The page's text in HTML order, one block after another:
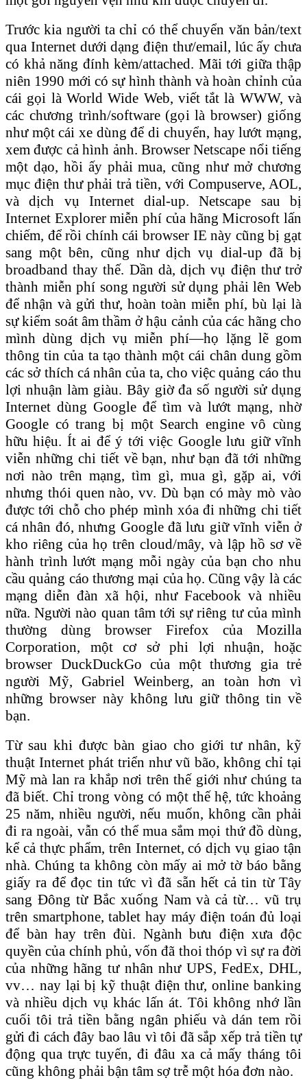
Trước kia người ta chỉ có thể chuyển văn bản/text
qua Internet dưới dạng điện thư/email, lúc ấy chưa
có khả năng đính kèm/attached. Mãi tới giữa thập
niên 1990 mới có sự hình thành và hoàn chỉnh của
cái gọi là World Wide Web, viết tắt là WWW, và
các chương trình/software (gọi là browser) giống
như một cái xe dùng để di chuyển, hay lướt mạng,
xem được cả hình ảnh. Browser Netscape nổi tiếng
một dạo, hồi ấy phải mua, cũng như mở chương
mục điện thư phải trả tiền, với Compuserve, AOL,
và dịch vụ Internet dial-up. Netscape sau bị
Internet Explorer miễn phí của hãng Microsoft lấn
chiếm, để rồi chính cái browser IE này cũng bị gạt
sang một bên, cũng như dịch vụ dial-up đã bị
broadband thay thế. Dần dà, dịch vụ điện thư trở
thành miễn phí song người sử dụng phải lên Web
để nhận và gửi thư, hoàn toàn miễn phí, bù lại là
sự kiểm soát âm thầm ở hậu cảnh của các hãng cho
mình dùng dịch vụ miễn phí—họ lặng lẽ gom
thông tin của ta tạo thành một cái chân dung gồm
các sở thích cá nhân của ta, cho việc quảng cáo thu
lợi nhuận làm giàu. Bây giờ đa số người sử dụng
Internet dùng Google để tìm và lướt mạng, nhờ
Google có trang bị một Search engine vô cùng
hữu hiệu. Ít ai để ý tới việc Google lưu giữ vĩnh
viễn những chi tiết về bạn, như bạn đã tới những
nơi nào trên mạng, tìm gì, mua gì, gặp ai, với
nhưng thói quen nào, vv. Dù bạn có mày mò vào
được tới chỗ cho phép mình xóa đi những chi tiết
cá nhân đó, nhưng Google đã lưu giữ vĩnh viễn ở
kho riêng của họ trên cloud/mây, và lập hồ sơ về
hành trình lướt mạng mỗi ngày của bạn cho nhu
cầu quảng cáo thương mại của họ. Cũng vậy là các
mạng diễn đàn xã hội, như Facebook và nhiều
nữa. Người nào quan tâm tới sự riêng tư của mình
thường dùng browser Firefox của Mozilla
Corporation, một cơ sở phi lợi nhuận, hoặc
browser DuckDuckGo của một thương gia trẻ
người Mỹ, Gabriel Weinberg, an toàn hơn vì
những browser này không lưu giữ thông tin về
bạn.
Từ sau khi được bàn giao cho giới tư nhân, kỹ
thuật Internet phát triển như vũ bão, không chỉ tại
Mỹ mà lan ra khắp nơi trên thế giới như chúng ta
đã biết. Chỉ trong vòng có một thế hệ, tức khoảng
25 năm, nhiều người, nếu muốn, không cần phải
đi ra ngoài, vẫn có thể mua sắm mọi thứ đồ dùng,
kể cả thực phẩm, trên Internet, có dịch vụ giao tận
nhà. Chúng ta không còn mấy ai mở tờ báo bằng
giấy ra để đọc tin tức vì đã sẵn hết cả tin từ Tây
sang Đông từ Bắc xuống Nam và cả từ… vũ trụ
trên smartphone, tablet hay máy điện toán đủ loại
để bàn hay trên đùi. Ngành bưu điện xưa độc
quyền của chính phủ, vốn đã thoi thóp vì sự ra đời
của những hãng tư nhân như UPS, FedEx, DHL,
vv… nay lại bị kỹ thuật điện thư, online banking
và nhiều dịch vụ khác lấn át. Tôi không nhớ lần
cuối tôi trả tiền bằng ngân phiếu và dán tem rồi
gửi đi cách đây bao lâu vì tôi đã sắp xếp trả tiền tự
động qua trực tuyến, đi đâu xa cả mấy tháng tôi
cũng không phải bận tâm sợ trễ một hóa đơn nào.